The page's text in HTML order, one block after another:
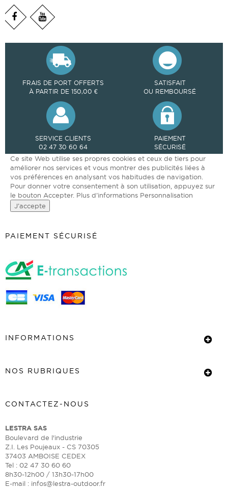
FRAIS DE PORT OFFERTS
À PARTIR DE 150,00 €
SATISFAIT
OU REMBOURSÉ
SERVICE CLIENTS
02 47 30 60 64
PAIEMENT
SÉCURISÉ
Ce site Web utilise ses propres cookies et ceux de tiers pour
améliorer nos services et vous montrer des publicités liées à
vos préférences en analysant vos habitudes de navigation.
Pour donner votre consentement à son utilisation, appuyez sur
le bouton Accepter. Plus d’informations Personnalisation
J’accepte
PAIEMENT SÉCURISÉ
INFORMATIONS
NOS RUBRIQUES
CONTACTEZ-NOUS
LESTRA SAS
Boulevard de l'industrie
Z.I. Les Poujeaux - CS 70305
37403 AMBOISE CEDEX
Tel : 02 47 30 60 60
8h30-12h00 / 13h30-17h00
E-mail : infos@lestra-outdoor.fr